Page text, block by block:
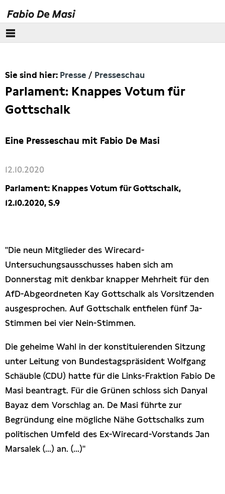
Europäisches Parlament
Themen
Publikationen
Anfragen (Archivseite)
Sie sind hier: Presse Presseschau
Parlament: Knappes Votum für
Gottschalk
Eine Presseschau mit Fabio De Masi
12.10.2020
Parlament: Knappes Votum für Gottschalk,
12.10.2020, S.9
"Die neun Mitglieder des Wirecard-
Untersuchungsausschusses haben sich am
Donnerstag mit denkbar knapper Mehrheit für den
AfD-Abgeordneten Kay Gottschalk als Vorsitzenden
ausgesprochen. Auf Gottschalk entfielen fünf Ja-
Stimmen bei vier Nein-Stimmen.
Die geheime Wahl in der konstituierenden Sitzung
unter Leitung von Bundestagspräsident Wolfgang
Schäuble (CDU) hatte für die Links-Fraktion Fabio De
Masi beantragt. Für die Grünen schloss sich Danyal
Bayaz dem Vorschlag an. De Masi führte zur
Begründung eine mögliche Nähe Gottschalks zum
politischen Umfeld des Ex-Wirecard-Vorstands Jan
Marsalek (...) an. (...)"